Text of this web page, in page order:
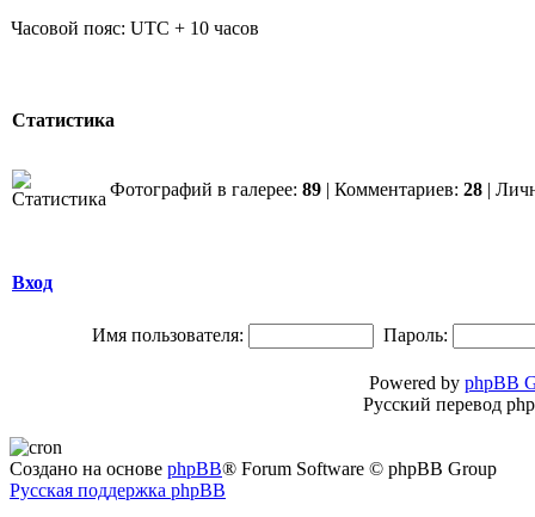
Часовой пояс: UTC + 10 часов
Статистика
Фотографий в галерее: 89 | Комментариев: 28 |
Вход
Имя пользователя: Пароль:
Powered by phpBB
Русский перевод
Создано на основе phpBB® Forum Software © phpBB Group
Русская поддержка phpBB